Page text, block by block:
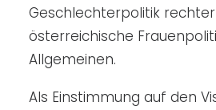
Geschlechterpolitik
österreichische
Allgemeinen.
Als Einstimmung auf den